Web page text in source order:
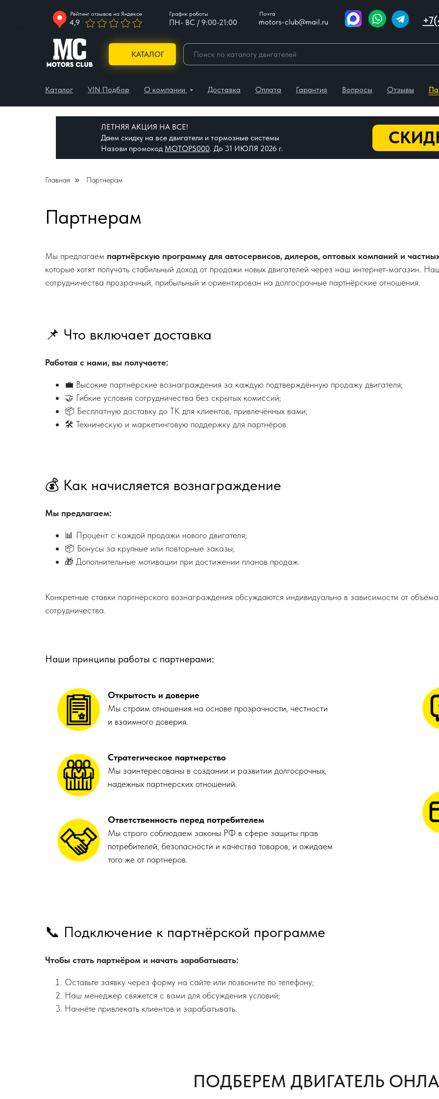
ПН- ВС / 9:00-21:00
Почта
Рейтинг отзывов на Яндексе График работы
motors-club@mail.ru
4,9
КАТАЛОГ
Каталог VIN Подбор О компании Доставка Оплата Гарантия Вопросы Отзывы
ЛЕТНЯЯ АКЦИЯ НА ВСЕ!
Даем скидку на все двигатели и тормозные системы
Назови промокод МОТОР5000. До 31 ИЮЛЯ 2026 г.
Главная » Партнерам
Партнерам
Мы предлагаем партнёрскую программу для автосервисов, дилеров, оптовых компаний и
которые хотят получать стабильный доход от продажи новых двигателей через наш интернет-магазин.
сотрудничества прозрачный, прибыльный и ориентирован на долгосрочные партнёрские отношения.
📌 Что включает доставка
Работая с нами, вы получаете:
💼 Высокие партнёрские вознаграждения за каждую подтверждённую продажу двигателя;
🤝 Гибкие условия сотрудничества без скрытых комиссий;
📦 Бесплатную доставку до ТК для клиентов, привлечённых вами;
🛠 Техническую и маркетинговую поддержку для партнёров.
💰 Как начисляется вознаграждение
Мы предлагаем:
📊 Процент с каждой продажи нового двигателя;
📦 Бонусы за крупные или повторные заказы;
🎁 Дополнительные мотивации при достижении планов продаж.
Конкретные ставки партнёрского вознаграждения обсуждаются индивидуально в зависимости от
сотрудничества.
Наши принципы работы с партнерами:
Ответственность перед потребителем
Мы строго соблюдаем законы РФ в сфере защиты прав
потребителей, безопасности и качества товаров, и ожидаем
того же от партнеров.
Стратегическое партнерство
Мы заинтересованы в создании и развитии долгосрочных,
надежных партнерских отношений.
Открытость и доверие
Мы строим отношения на основе прозрачности, честности
и взаимного доверия.
📞 Подключение к партнёрской программе
Чтобы стать партнёром и начать зарабатывать:
Оставьте заявку через форму на сайте или позвоните по телефону;
Наш менеджер свяжется с вами для обсуждения условий;
Начнёте привлекать клиентов и зарабатывать.
ПОДБЕРЕМ ДВИГАТЕЛЬ